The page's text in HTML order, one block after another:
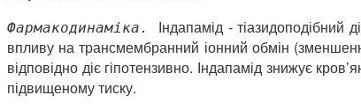
Фармакодинаміка. Індапамід - тіазидоподібний
впливу на трансмембранний іонний обмін
відповідно діє гіпотензивно. Індапамід знижує
підвищеному тиску.